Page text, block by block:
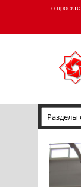
о проекте